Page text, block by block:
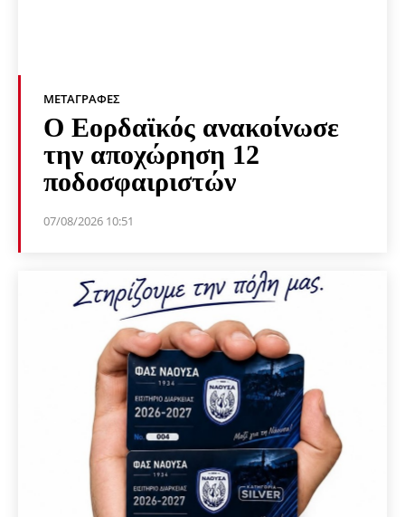
ΜΕΤΑΓΡΑΦΈΣ
Ο Εορδαϊκός ανακοίνωσε
την αποχώρηση 12
ποδοσφαιριστών
07/08/2026 10:51